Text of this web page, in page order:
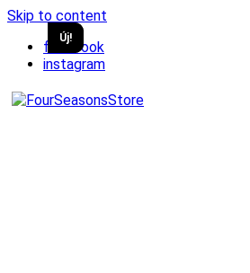
Skip to content
facebook
instagram
Új!
Új!